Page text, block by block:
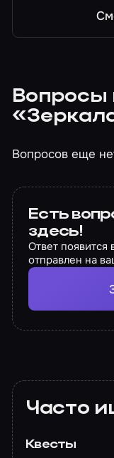
Вопросы
Вопросов еще
Есть
здесь!
Ответ
отправлен на
Часто
Квесты